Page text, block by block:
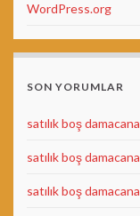
WordPress.org
SON YORUMLAR
satılık boş damacana
satılık boş damacana
satılık boş damacana